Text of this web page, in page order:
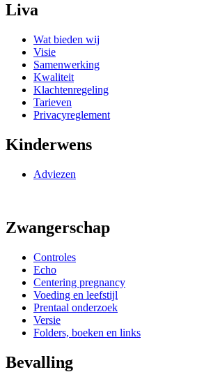
Liva
Wat bieden wij
Visie
Samenwerking
Kwaliteit
Klachtenregeling
Tarieven
Privacyreglement
Kinderwens
Adviezen
Zwangerschap
Controles
Echo
Centering pregnancy
Voeding en leefstijl
Prentaal onderzoek
Versie
Folders, boeken en links
Bevalling